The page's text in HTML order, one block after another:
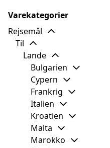
Varekategorier
Rejsemål
Til
Lande
Bulgarien
Cypern
Frankrig
Italien
Kroatien
Malta
Marokko